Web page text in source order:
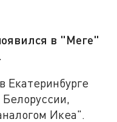
в "Меге"
Екатеринбурге
Икеа".